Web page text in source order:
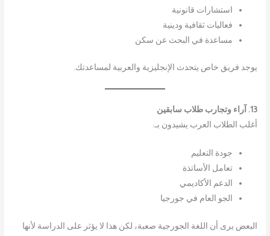
استشارات قانونية
فعاليات ثقافية ودينية
مساعدة في البحث عن سكن
يوجد فريق خاص يتحدث الإنجليزية والعربية لمساعدتك.
13. آراء وتجارب طلاب سابقين
أغلب الطلاب العرب يشيدون بـ:
جودة التعليم
تعامل الأساتذة
الدعم الأكاديمي
الجو العام في جورجيا
البعض يرى أن اللغة الجورجية صعبة، لكن هذا لا يؤثر على الدراسة لأنها